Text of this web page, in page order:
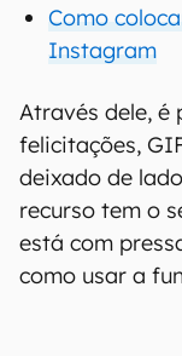
Como
Instagram
Através dele, é
felicitações,
deixado de
recurso tem o
está com
como usar a